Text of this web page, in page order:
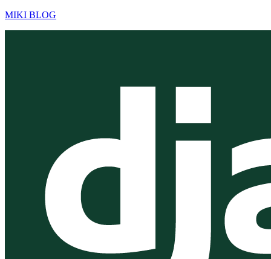
MIKI BLOG